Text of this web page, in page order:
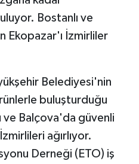
Bostanlı ve
Ekopazar'ı İzmirliler
Belediyesi'nin
buluşturduğu
ve Balçova'da güvenli
ağırlıyor.
Derneği (ETO) iş